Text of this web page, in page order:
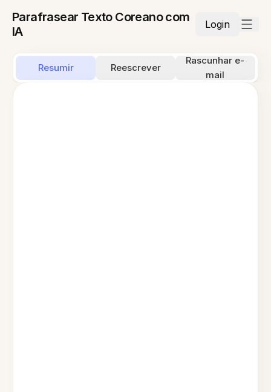
Parafrasear Texto Coreano com
IA
Login
Resumir Reescrever
Rascunhar e-
mail